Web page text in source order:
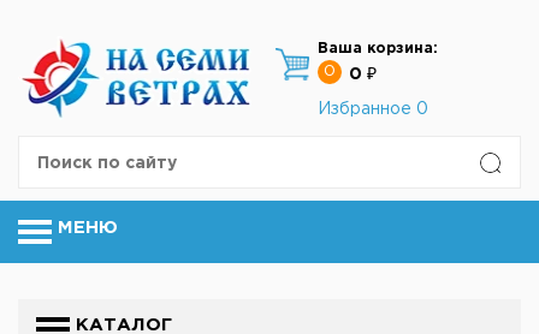
Ваша корзина:
0
0 ₽
Избранное 0
МЕНЮ
КАТАЛОГ